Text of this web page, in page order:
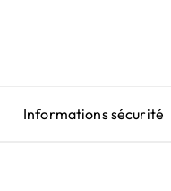
Informations sécurité